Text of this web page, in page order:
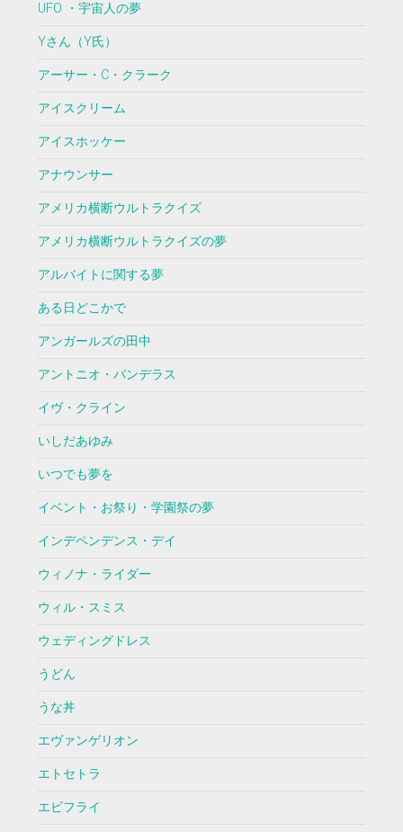
UFO ・宇宙人の夢
Yさん（Y氏）
アーサー・C・クラーク
アイスクリーム
アイスホッケー
アナウンサー
アメリカ横断ウルトラクイズ
アメリカ横断ウルトラクイズの夢
アルバイトに関する夢
ある日どこかで
アンガールズの田中
アントニオ・バンデラス
イヴ・クライン
いしだあゆみ
いつでも夢を
イベント・お祭り・学園祭の夢
インデペンデンス・デイ
ウィノナ・ライダー
ウィル・スミス
ウェディングドレス
うどん
うな丼
エヴァンゲリオン
エトセトラ
エビフライ